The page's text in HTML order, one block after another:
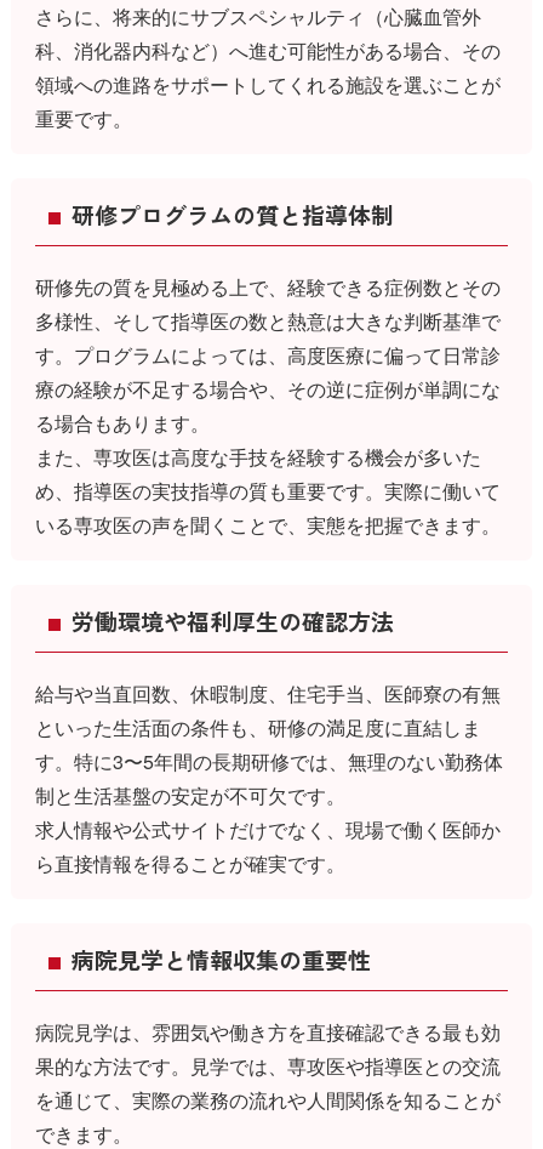
さらに、将来的にサブスペシャルティ（心臓血管外
科、消化器内科など）へ進む可能性がある場合、その
領域への進路をサポートしてくれる施設を選ぶことが
重要です。
研修プログラムの質と指導体制
研修先の質を見極める上で、経験できる症例数とその
多様性、そして指導医の数と熱意は大きな判断基準で
す。プログラムによっては、高度医療に偏って日常診
療の経験が不足する場合や、その逆に症例が単調にな
る場合もあります。
また、専攻医は高度な手技を経験する機会が多いた
め、指導医の実技指導の質も重要です。実際に働いて
いる専攻医の声を聞くことで、実態を把握できます。
労働環境や福利厚生の確認方法
給与や当直回数、休暇制度、住宅手当、医師寮の有無
といった生活面の条件も、研修の満足度に直結しま
す。特に3〜5年間の長期研修では、無理のない勤務体
制と生活基盤の安定が不可欠です。
求人情報や公式サイトだけでなく、現場で働く医師か
ら直接情報を得ることが確実です。
病院見学と情報収集の重要性
病院見学は、雰囲気や働き方を直接確認できる最も効
果的な方法です。見学では、専攻医や指導医との交流
を通じて、実際の業務の流れや人間関係を知ることが
できます。